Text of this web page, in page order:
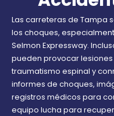
Las carreteras de Tampa
los choques,
Selmon Expressway.
pueden provocar
traumatismo espinal y
informes de choques,
registros médicos para
equipo lucha para